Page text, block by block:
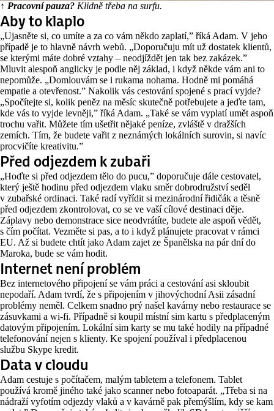
↑ Pracovní pauza? Klidně třeba na surfu.
Aby to klaplo
„Ujasněte si, co umíte a za co vám někdo zaplatí,” říká Adam. V jeho
případě je to hlavně návrh webů. „Doporučuju mít už dostatek klientů,
se kterými máte dobré vztahy – neodjíždět jen tak bez zakázek.”
Mluvit alespoň anglicky je podle něj základ, i když někde vám ani to
nepomůže. „Domlouvám se i rukama nohama. Hodně mi pomáhá
empatie a otevřenost.” Nakolik vás cestování spojené s prací vyjde?
„Spočítejte si, kolik peněz na měsíc skutečně potřebujete a jeďte tam,
kde vás to vyjde levněji,” říká Adam. „Také se vám vyplatí umět aspoň
trochu vařit. Můžete tím ušetřit nějaké peníze, zvláště v dražších
zemích. Tím, že budete vařit z neznámých lokálních surovin, si navíc
procvičíte kreativitu.”
Před odjezdem k zubaři
„Hoďte si před odjezdem tělo do pucu,” doporučuje dále cestovatel,
který ještě hodinu před odjezdem vlaku směr dobrodružství seděl
v zubařské ordinaci. Také radí vyřídit si mezinárodní řidičák a těsně
před odjezdem zkontrolovat, co se ve vaší cílové destinaci děje.
Záplavy nebo demonstrace sice neodvrátíte, budete ale aspoň vědět,
s čím počítat. Vezměte si pas, a to i když plánujete pracovat v rámci
EU. Až si budete chtít jako Adam zajet ze Španělska na pár dní do
Maroka, bude se vám hodit.
Internet není problém
Bez internetového připojení se vám práci a cestování asi skloubit
nepodaří. Adam tvrdí, že s připojením v jihovýchodní Asii zásadní
problémy neměl. Celkem snadno prý našel kavárny nebo restaurace se
zásuvkami a wi-fi. Případně si koupil místní sim kartu s předplaceným
datovým připojením. Lokální sim karty se mu také hodily na případné
telefonování nejen s klienty. Ke spojení používal i předplacenou
službu Skype kredit.
Data v cloudu
Adam cestuje s počítačem, malým tabletem a telefonem. Tablet
používá kromě jiného také jako scanner nebo fotoaparát. „Třeba si na
nádraží vyfotím odjezdy vlaků a v kavárně pak přemýšlím, kdy se kam